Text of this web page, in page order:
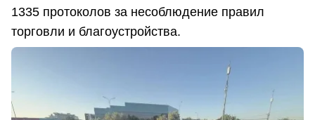
1335 протоколов за несоблюдение правил
торговли и благоустройства.